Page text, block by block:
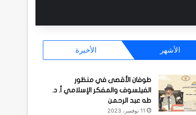
الأشهر الأخيرة
طوفان الأقصى في منظور
الفيلسوف والمفكر الإسلامي أ. د.
طه عبد الرحمن
11 نوفمبر، 2023